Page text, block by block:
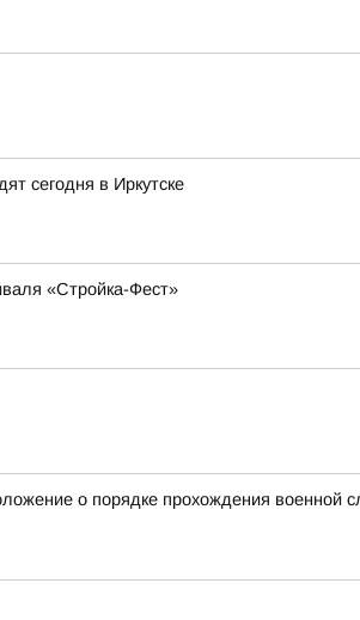
сегодня в Иркутске
«Стройка-Фест»
о порядке прохождения военной